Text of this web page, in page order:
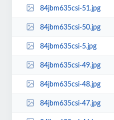
84jbm635csi-51.jpg
84jbm635csi-50.jpg
84jbm635csi-5.jpg
84jbm635csi-49.jpg
84jbm635csi-48.jpg
84jbm635csi-47.jpg